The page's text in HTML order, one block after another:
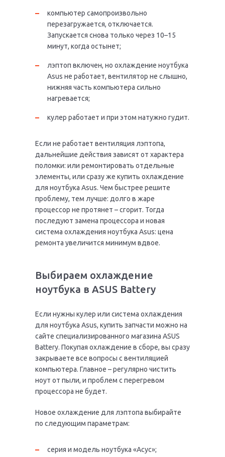
компьютер самопроизвольно
перезагружается, отключается.
Запускается снова только через 10–15
минут, когда остынет;
лэптоп включен, но охлаждение ноутбука
Asus не работает, вентилятор не слышно,
нижняя часть компьютера сильно
нагревается;
кулер работает и при этом натужно гудит.
Если не работает вентиляция лэптопа,
дальнейшие действия зависят от характера
поломки: или ремонтировать отдельные
элементы, или сразу же купить охлаждение
для ноутбука Asus. Чем быстрее решите
проблему, тем лучше: долго в жаре
процессор не протянет – сгорит. Тогда
последуют замена процессора и новая
система охлаждения ноутбука Asus: цена
ремонта увеличится минимум вдвое.
Выбираем охлаждение
ноутбука в ASUS Battery
Если нужны кулер или система охлаждения
для ноутбука Asus, купить запчасти можно на
сайте специализированного магазина ASUS
Battery. Покупая охлаждение в сборе, вы сразу
закрываете все вопросы с вентиляцией
компьютера. Главное – регулярно чистить
ноут от пыли, и проблем с перегревом
процессора не будет.
Новое охлаждение для лэптопа выбирайте
по следующим параметрам:
серия и модель ноутбука «Асус»;